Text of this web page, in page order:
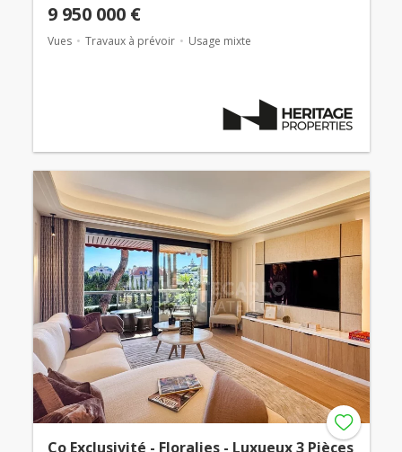
9 950 000 €
Vues Travaux à prévoir Usage mixte
Co Exclusivité - Floralies - Luxueux 3 Pièces